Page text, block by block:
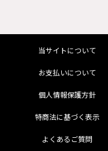
当サイトについて
お支払いについて
個人情報保護方針
特商法に基づく表示
よくあるご質問